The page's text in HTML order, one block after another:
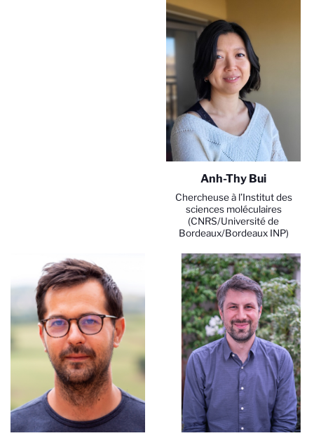
Anh-Thy Bui
Chercheuse à l’Institut des
sciences moléculaires
(CNRS/Université de
Bordeaux/Bordeaux INP)